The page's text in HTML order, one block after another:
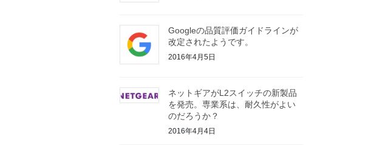
Googleの品質評価ガイドラインが
改定されたようです。
2016年4月5日
ネットギアがL2スイッチの新製品
を発売。専業系は、耐久性がよい
のだろうか？
2016年4月4日